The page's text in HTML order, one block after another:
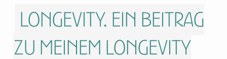
Longevity. Ein Beitrag
zu meinem Longevity